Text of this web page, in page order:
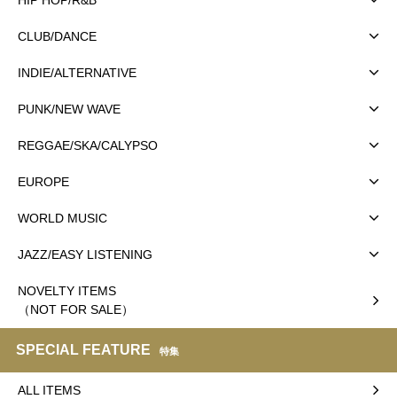
CLUB/DANCE
INDIE/ALTERNATIVE
PUNK/NEW WAVE
REGGAE/SKA/CALYPSO
EUROPE
WORLD MUSIC
JAZZ/EASY LISTENING
NOVELTY ITEMS
（NOT FOR SALE）
SPECIAL FEATURE 特集
ALL ITEMS